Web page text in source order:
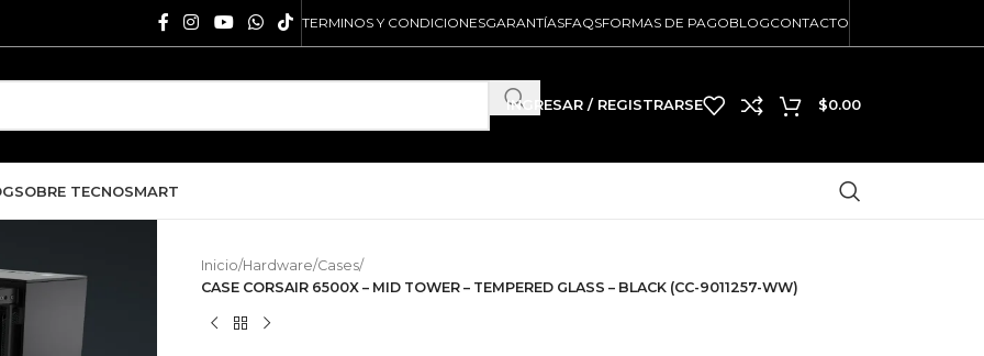
TERMINOS Y CONDICIONESGARANTÍASFAQSFORMAS DE PAGOBLOGCONTACTO
INGRESAR / REGISTRARSE $0.00
SOBRE TECNOSMART
Inicio/Hardware/Cases/
CASE CORSAIR 6500X – MID TOWER – TEMPERED GLASS – BLACK (CC-9011257-WW)